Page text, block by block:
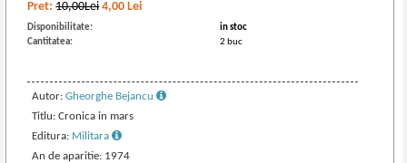
Pret:10,00Lei 4,00 Lei
Disponibilitate:
in stoc
Cantitatea:
2 buc
Autor:Gheorghe Bejancu
Titlu: Cronica in mars
Editura: Militara
An de aparitie: 1974